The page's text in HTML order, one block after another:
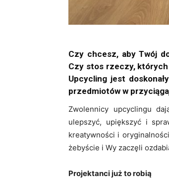
Czy chcesz, aby Twój
Czy stos rzeczy,
Upcycling jest
przedmiotów w
Zwolennicy upcyclingu
ulepszyć, upiększyć i
kreatywności i
żebyście i Wy zaczęli
Projektanci już to robią